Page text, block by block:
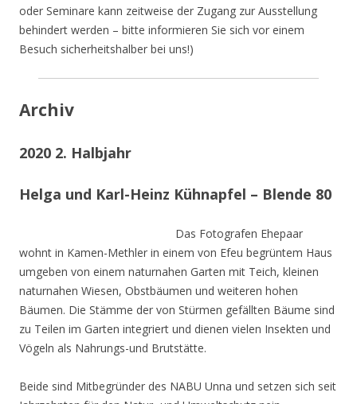
oder Seminare kann zeitweise der Zugang zur Ausstellung
behindert werden – bitte informieren Sie sich vor einem
Besuch sicherheitshalber bei uns!)
Archiv
2020 2. Halbjahr
Helga und Karl-Heinz Kühnapfel – Blende 80
Das Fotografen Ehepaar
wohnt in Kamen-Methler in einem von Efeu begrüntem Haus
umgeben von einem naturnahen Garten mit Teich, kleinen
naturnahen Wiesen, Obstbäumen und weiteren hohen
Bäumen. Die Stämme der von Stürmen gefällten Bäume sind
zu Teilen im Garten integriert und dienen vielen Insekten und
Vögeln als Nahrungs-und Brutstätte.
Beide sind Mitbegründer des NABU Unna und setzen sich seit